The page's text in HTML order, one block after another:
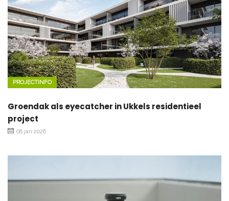
PROJECTINFO
Groendak als eyecatcher in Ukkels residentieel
project
08 jan 2026